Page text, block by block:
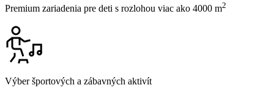
Premium zariadenia pre deti s rozlohou viac ako 4000 m2
Výber športových a zábavných aktivít